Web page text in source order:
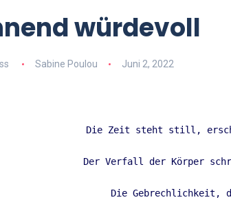
würdevoll
Sabine Poulou Juni 2, 2022
Die Zeit steht still,
Der Verfall der Körper
Die Gebrechlichkeit,